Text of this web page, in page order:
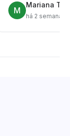
M
Mariana T.
há 2 semanas